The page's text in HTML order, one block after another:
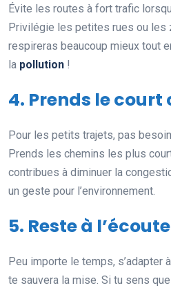
Évite les routes à fort trafic
Privilégie les petites rues ou les
respireras beaucoup mieux tout
la pollution !
4. Prends le court
Pour les petits trajets, pas
Prends les chemins les plus
contribues à diminuer la
un geste pour l’environnement.
5. Reste à
Peu importe le temps, s’adapter
te sauvera la mise. Si tu sens que